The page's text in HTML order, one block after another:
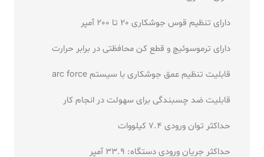
دارای تنظیم قوس جوشکاری 20 تا 200 آمپر
دارای ترموسوئیچ و قطع کن محافظتی در برابر حرارت
قابلیت تنظیم عمق جوشکاری با سیستم arc force
قابلیت ضد چسبندگی برای سهولت در انجام کار
حداکثر توان ورودی 7.4 کیلووات
حداکثر جریان ورودی دستگاه: 33.9 آمپر